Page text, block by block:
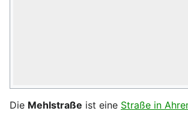
Die Mehlstraße ist eine Straße in